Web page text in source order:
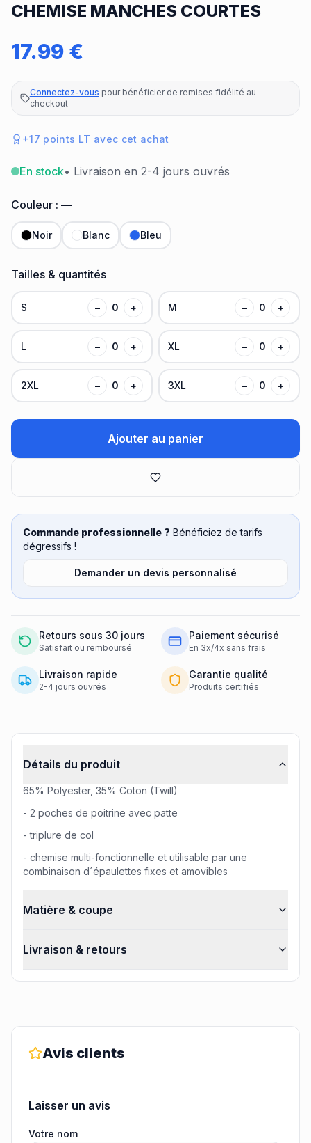
CHEMISE MANCHES COURTES
17.99 €
Connectez-vous pour bénéficier de remises fidélité au
checkout
+17 points LT avec cet achat
En stock• Livraison en 2-4 jours ouvrés
Couleur : —
Noir Blanc Bleu
Tailles & quantités
S − 0 + M − 0 +
L − 0 + XL − 0 +
2XL − 0 + 3XL − 0 +
Ajouter au panier
Commande professionnelle ? Bénéficiez de tarifs
dégressifs !
Demander un devis personnalisé
Retours sous 30 jours
Satisfait ou remboursé
Paiement sécurisé
En 3x/4x sans frais
Livraison rapide
2-4 jours ouvrés
Garantie qualité
Produits certifiés
Détails du produit
65% Polyester, 35% Coton (Twill)
- 2 poches de poitrine avec patte
- triplure de col
- chemise multi-fonctionnelle et utilisable par une
combinaison d´épaulettes fixes et amovibles
Matière & coupe
Livraison & retours
Avis clients
Laisser un avis
Votre nom